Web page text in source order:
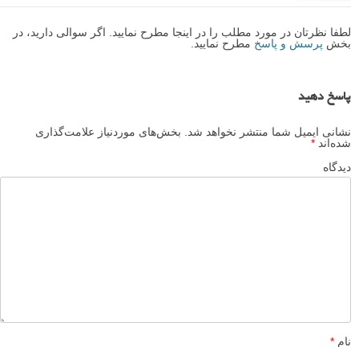
لطفا نظرتان در مورد مطلب را در اینجا مطرح نمایید. اگر سوالی دارید، در
بخش پرسش و پاسخ مطرح نمایید.
پاسخ دهید
نشانی ایمیل شما منتشر نخواهد شد.
بخش‌های موردنیاز علامت‌گذاری
شده‌اند *
دیدگاه
نام *